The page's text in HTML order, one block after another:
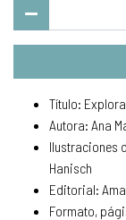
Título:
Autora: Ana
Ilustraciones
Hanisch
Editorial:
Formato,